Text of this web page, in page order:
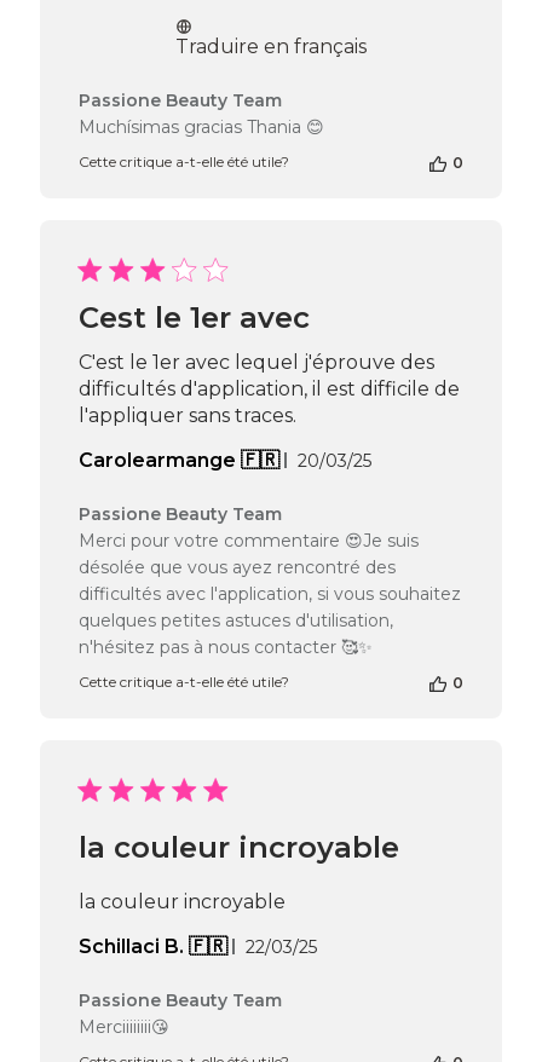
publication
Traduire en français
Commentaires
du
de
Beauty
Team
du
Wed
Jun
2026
Passione Beauty Team
Muchísimas gracias Thania 😊
Cette critique a-t-elle été utile? 0
Cest le 1er avec
C'est le 1er avec lequel j'éprouve des
difficultés d'application, il est difficile de
l'appliquer sans traces.
Carolearmange 🇫🇷
Date
20/03/25
Commentaires
du
propriétaire
de
la
boutique
sur
l’avis
de
26
Passione Beauty Team
Merci pour votre commentaire 😍Je suis
désolée que vous ayez rencontré des
difficultés avec l'application, si vous souhaitez
quelques petites astuces d'utilisation,
n'hésitez pas à nous contacter 🥰✨
Cette critique a-t-elle été utile? 0
la couleur incroyable
la couleur incroyable
Schillaci B. 🇫🇷
Date
22/03/25
Commentaires
Passione Beauty Team
Merciiiiiiii😘